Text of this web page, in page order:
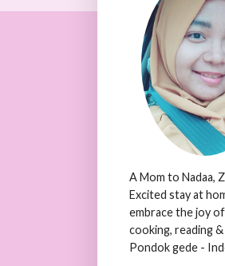
A Mom to Nadaa,
Excited stay at
embrace the joy
cooking, reading
Pondok gede -